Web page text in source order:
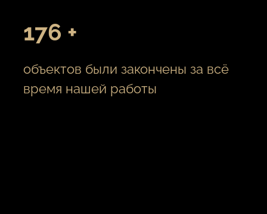
176 +
объектов были закончены за всё
время нашей работы